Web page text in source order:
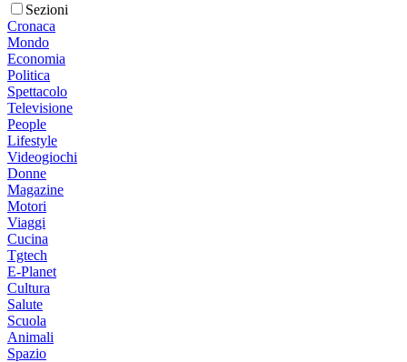
Sezioni
Cronaca
Mondo
Economia
Politica
Spettacolo
Televisione
People
Lifestyle
Videogiochi
Donne
Magazine
Motori
Viaggi
Cucina
Tgtech
E-Planet
Cultura
Salute
Scuola
Animali
Spazio